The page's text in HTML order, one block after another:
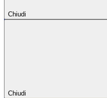
Chiudi
Chiudi